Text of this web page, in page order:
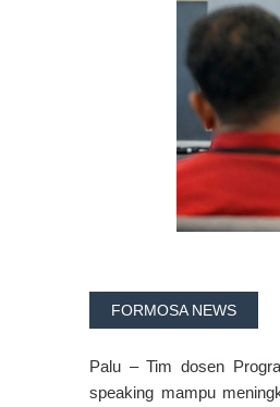
FORMOSA NEWS
Palu – Tim dosen
speaking mampu